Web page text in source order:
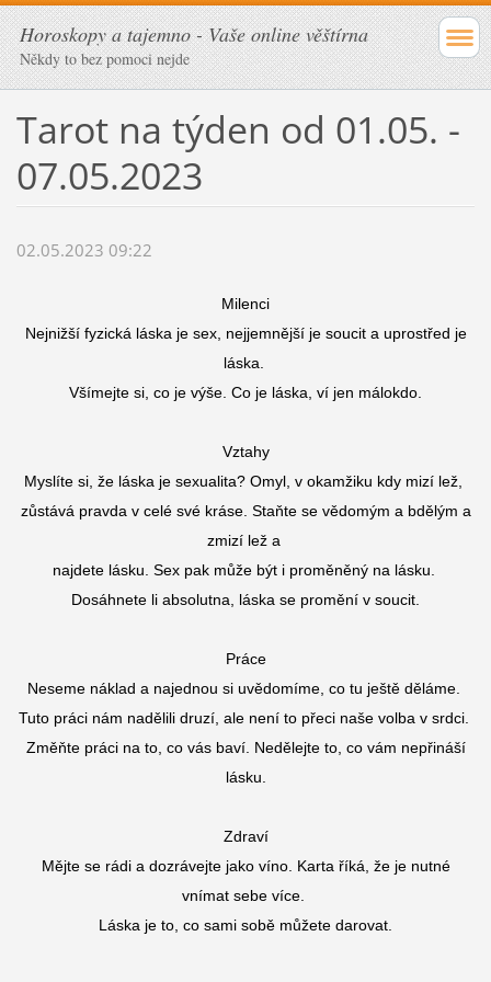
Horoskopy a tajemno - Vaše online věštírna
Někdy to bez pomoci nejde
Tarot na týden od 01.05. -
07.05.2023
02.05.2023 09:22
Milenci
Nejnižší fyzická láska je sex, nejjemnější je soucit a uprostřed je
láska.
Všímejte si, co je výše. Co je láska, ví jen málokdo.
Vztahy
Myslíte si, že láska je sexualita? Omyl, v okamžiku kdy mizí lež,
zůstává pravda v celé své kráse. Staňte se vědomým a bdělým a
zmizí lež a
najdete lásku. Sex pak může být i proměněný na lásku.
Dosáhnete li absolutna, láska se promění v soucit.
Práce
Neseme náklad a najednou si uvědomíme, co tu ještě děláme.
Tuto práci nám nadělili druzí, ale není to přeci naše volba v srdci.
Změňte práci na to, co vás baví. Nedělejte to, co vám nepřináší
lásku.
Zdraví
Mějte se rádi a dozrávejte jako víno. Karta říká, že je nutné
vnímat sebe více.
Láska je to, co sami sobě můžete darovat.